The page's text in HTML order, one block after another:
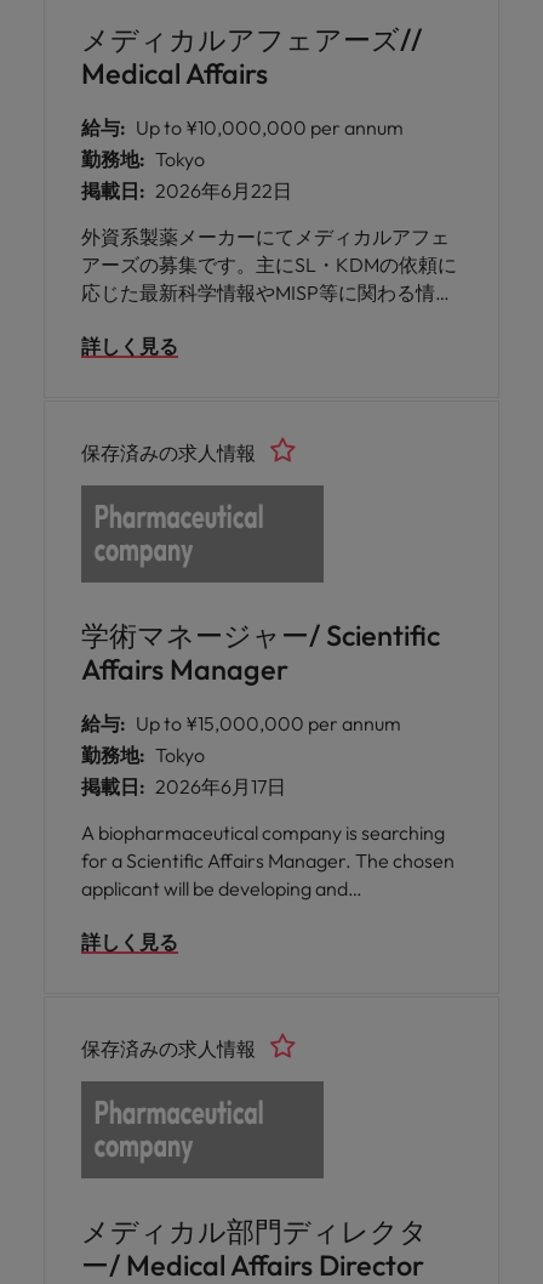
メディカルアフェアーズ//
Medical Affairs
給与: Up to ¥10,000,000 per annum
勤務地: Tokyo
掲載日: 2026年6月22日
外資系製薬メーカーにてメディカルアフェ
アーズの募集です。主にSL・KDMの依頼に
応じた最新科学情報やMISP等に関わる情報
成・実行などを担っていただきます。医療
詳しく見る
学術マネージャー/ Scientific
Affairs Manager
保存済みの求人情報
給与: Up to ¥15,000,000 per annum
勤務地: Tokyo
掲載日: 2026年6月17日
A biopharmaceutical company is searching
for a Scientific Affairs Manager. The chosen
applicant will be developing and
affairs plans and fostering scientific
詳しく見る
メディカル部門ディレクタ
ー/ Medical Affairs Director
保存済みの求人情報